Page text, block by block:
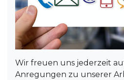
Wir freuen uns jederzeit
Anregungen zu unserer